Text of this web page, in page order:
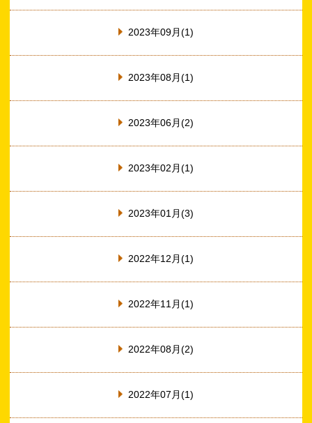
2023年09月(1)
2023年08月(1)
2023年06月(2)
2023年02月(1)
2023年01月(3)
2022年12月(1)
2022年11月(1)
2022年08月(2)
2022年07月(1)